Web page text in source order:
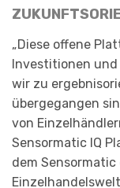
„Diese offene
Investitionen
wir zu
übergegangen
von
Sensormatic IQ
dem